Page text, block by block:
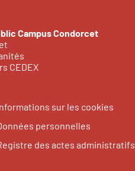
Campus Condorcet
CEDEX
sur les cookies
personnelles
des actes administratifs